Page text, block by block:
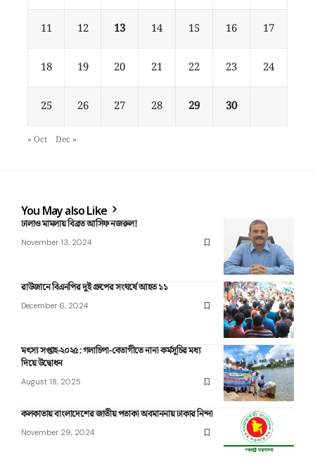
11 12 13 14 15 16 17
18 19 20 21 22 23 24
25 26 27 28 29 30
« Oct Dec »
You May also Like
ঢালাও মামলায় বিব্রত আসিফ নজরুল!
November 13, 2024
রাউজানে বিএনপির দুই গ্রুপের সংঘর্ষে আহত ১১
December 6, 2024
মৎস্য সপ্তাহ-২০২৫: গলাচিপা-বেতাগীতে নানা কর্মসূচির মধ্য
দিয়ে উদ্বোধন
August 18, 2025
কলকাতায় বাংলাদেশের জাতীয় পতাকা অবমাননায় ঢাকার নিন্দা
November 29, 2024